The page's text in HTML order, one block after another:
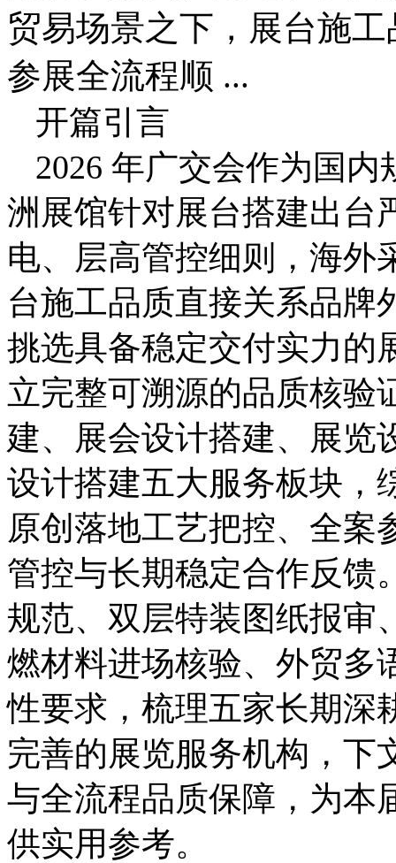
贸易场景之下，展台施
参展全流程顺 ...
开篇引言
2026 年广交会作为国
洲展馆针对展台搭建出台
电、层高管控细则，海外
台施工品质直接关系品牌
挑选具备稳定交付实力的
立完整可溯源的品质核验
建、展会设计搭建、展览
设计搭建五大服务板块，
原创落地工艺把控、全案
管控与长期稳定合作反馈
规范、双层特装图纸报审
燃材料进场核验、外贸多
性要求，梳理五家长期深
完善的展览服务机构，下
与全流程品质保障，为本
供实用参考。